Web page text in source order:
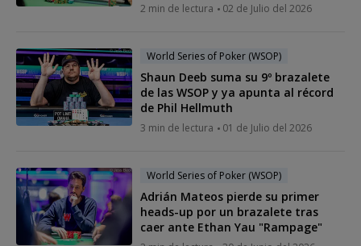
2 min de lectura 02 de Julio del 2026
World Series of Poker (WSOP)
Shaun Deeb suma su 9º brazalete
de las WSOP y ya apunta al récord
de Phil Hellmuth
3 min de lectura 01 de Julio del 2026
World Series of Poker (WSOP)
Adrián Mateos pierde su primer
heads-up por un brazalete tras
caer ante Ethan Yau "Rampage"